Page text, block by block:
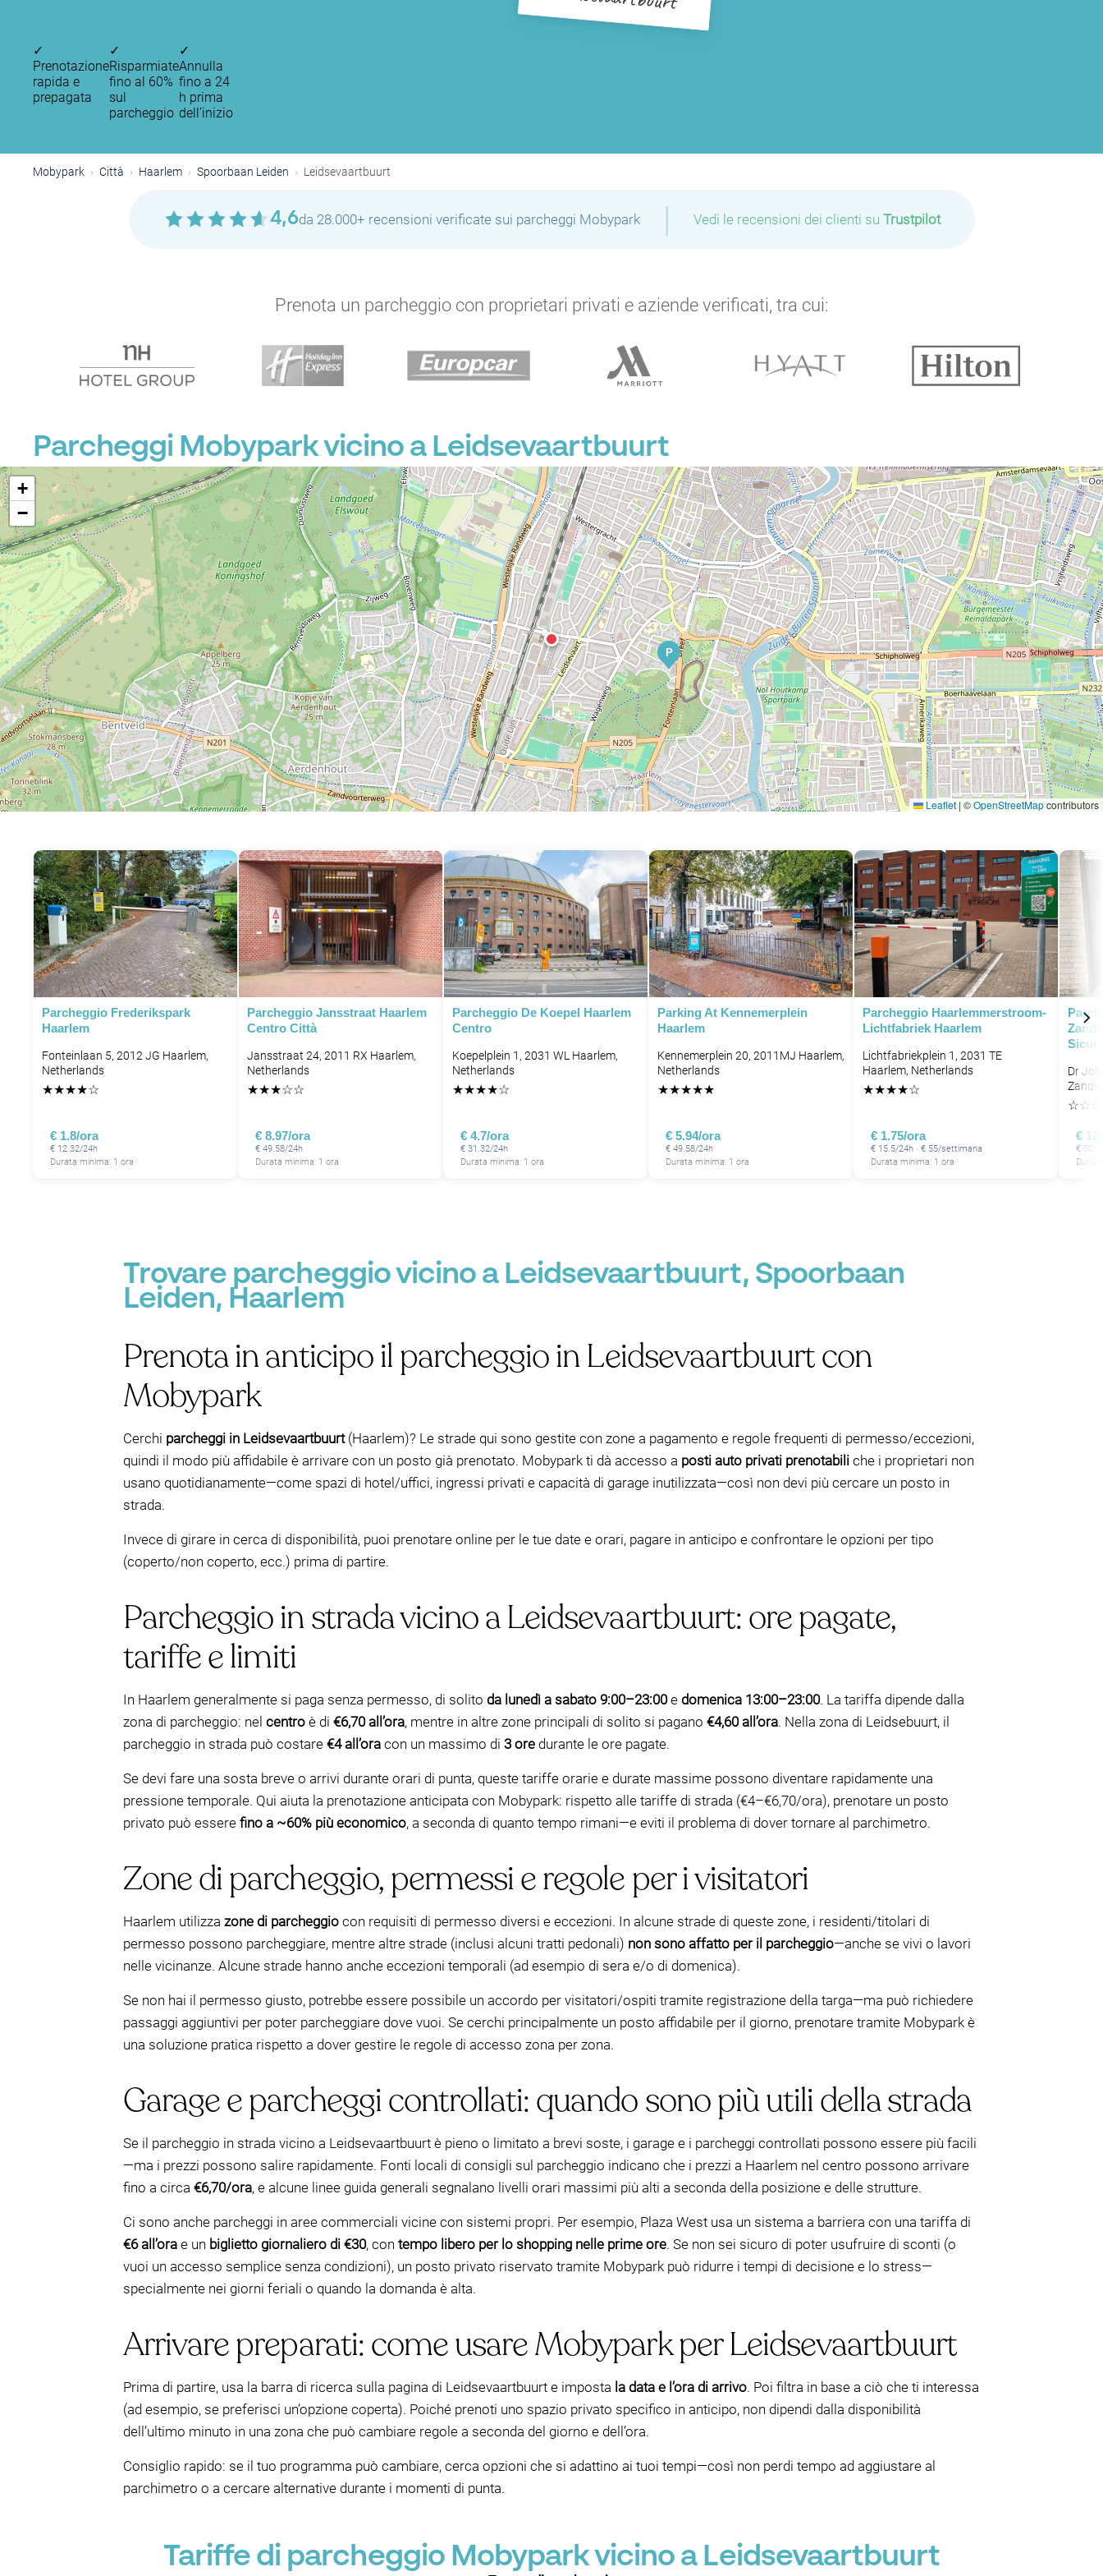
✓
Prenotazione
rapida e
prepagata
✓
Risparmiate
fino al 60%
sul
parcheggio
✓
Annulla
fino a 24
h prima
dell’inizio
Mobypark Città Haarlem Spoorbaan Leiden Leidsevaartbuurt
4,6da 28.000+ recensioni verificate sui parcheggi Mobypark | Vedi le recensioni dei clienti su Trustpilot
Prenota un parcheggio con proprietari privati e aziende verificati, tra cui:
Parcheggi Mobypark vicino a Leidsevaartbuurt
P
+
−
Leaflet |©OpenStreetMapcontributors
Parcheggio Frederikspark
Haarlem
Fonteinlaan 5, 2012 JG Haarlem,
Netherlands
★★★★☆
€ 1.8/ora
€ 12.32/24h
Durata minima: 1 ora
Parcheggio Jansstraat Haarlem
Centro Città
Jansstraat 24, 2011 RX Haarlem,
Netherlands
★★★☆☆
€ 8.97/ora
€ 49.58/24h
Durata minima: 1 ora
Parcheggio De Koepel Haarlem
Centro
Koepelplein 1, 2031 WL Haarlem,
Netherlands
★★★★☆
€ 4.7/ora
€ 31.32/24h
Durata minima: 1 ora
Parking At Kennemerplein
Haarlem
Kennemerplein 20, 2011MJ Haarlem,
Netherlands
★★★★★
€ 5.94/ora
€ 49.58/24h
Durata minima: 1 ora
Parcheggio Haarlemmerstroom-
Lichtfabriek Haarlem
Lichtfabriekplein 1, 2031 TE
Haarlem, Netherlands
★★★★☆
€ 1.75/ora
€ 15.5/24h · € 55/settimana
Durata minima: 1 ora
Dr
☆☆
€
€ 50/
Trovare parcheggio vicino a Leidsevaartbuurt, Spoorbaan
Leiden, Haarlem
Prenota in anticipo il parcheggio in Leidsevaartbuurt con
Mobypark
Cerchi parcheggi in Leidsevaartbuurt(Haarlem)? Le strade qui sono gestite con zone a pagamento e regole frequenti di permesso/eccezioni,
quindi il modo più affidabile è arrivare con un posto già prenotato. Mobypark ti dà accesso a posti auto privati prenotabili che i proprietari non
usano quotidianamente—come spazi di hotel/uffici, ingressi privati e capacità di garage inutilizzata—così non devi più cercare un posto in
strada.
Invece di girare in cerca di disponibilità, puoi prenotare online per le tue date e orari, pagare in anticipo e confrontare le opzioni per tipo
(coperto/non coperto, ecc.) prima di partire.
Parcheggio in strada vicino a Leidsevaartbuurt: ore pagate,
tariffe e limiti
In Haarlem generalmente si paga senza permesso, di solito da lunedì a sabato 9:00–23:00e domenica 13:00–23:00. La tariffa dipende dalla
zona di parcheggio: nel centro è di €6,70 all’ora, mentre in altre zone principali di solito si pagano €4,60 all’ora. Nella zona di Leidsebuurt, il
parcheggio in strada può costare €4 all’ora con un massimo di 3 ore durante le ore pagate.
Se devi fare una sosta breve o arrivi durante orari di punta, queste tariffe orarie e durate massime possono diventare rapidamente una
pressione temporale. Qui aiuta la prenotazione anticipata con Mobypark: rispetto alle tariffe di strada (€4–€6,70/ora), prenotare un posto
privato può essere fino a ~60% più economico, a seconda di quanto tempo rimani—e eviti il problema di dover tornare al parchimetro.
Zone di parcheggio, permessi e regole per i visitatori
Haarlem utilizza zone di parcheggio con requisiti di permesso diversi e eccezioni. In alcune strade di queste zone, i residenti/titolari di
permesso possono parcheggiare, mentre altre strade (inclusi alcuni tratti pedonali) non sono affatto per il parcheggio—anche se vivi o lavori
nelle vicinanze. Alcune strade hanno anche eccezioni temporali (ad esempio di sera e/o di domenica).
Se non hai il permesso giusto, potrebbe essere possibile un accordo per visitatori/ospiti tramite registrazione della targa—ma può richiedere
passaggi aggiuntivi per poter parcheggiare dove vuoi. Se cerchi principalmente un posto affidabile per il giorno, prenotare tramite Mobypark è
una soluzione pratica rispetto a dover gestire le regole di accesso zona per zona.
Garage e parcheggi controllati: quando sono più utili della strada
Se il parcheggio in strada vicino a Leidsevaartbuurt è pieno o limitato a brevi soste, i garage e i parcheggi controllati possono essere più facili
—ma i prezzi possono salire rapidamente. Fonti locali di consigli sul parcheggio indicano che i prezzi a Haarlem nel centro possono arrivare
fino a circa €6,70/ora, e alcune linee guida generali segnalano livelli orari massimi più alti a seconda della posizione e delle strutture.
Ci sono anche parcheggi in aree commerciali vicine con sistemi propri. Per esempio, Plaza West usa un sistema a barriera con una tariffa di
€6 all’ora e un biglietto giornaliero di €30, con tempo libero per lo shopping nelle prime ore. Se non sei sicuro di poter usufruire di sconti (o
vuoi un accesso semplice senza condizioni), un posto privato riservato tramite Mobypark può ridurre i tempi di decisione e lo stress—
specialmente nei giorni feriali o quando la domanda è alta.
Arrivare preparati: come usare Mobypark per Leidsevaartbuurt
Prima di partire, usa la barra di ricerca sulla pagina di Leidsevaartbuurt e imposta la data e l’ora di arrivo. Poi filtra in base a ciò che ti interessa
(ad esempio, se preferisci un’opzione coperta). Poiché prenoti uno spazio privato specifico in anticipo, non dipendi dalla disponibilità
dell’ultimo minuto in una zona che può cambiare regole a seconda del giorno e dell’ora.
Consiglio rapido: se il tuo programma può cambiare, cerca opzioni che si adattino ai tuoi tempi—così non perdi tempo ad aggiustare al
parchimetro o a cercare alternative durante i momenti di punta.
Tariffe di parcheggio Mobypark vicino a Leidsevaartbuurt